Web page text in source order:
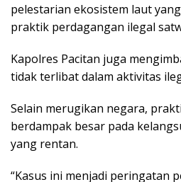
pelestarian ekosistem laut
praktik perdagangan ilegal
Kapolres Pacitan juga
tidak terlibat dalam aktivitas
Selain merugikan negara,
berdampak besar pada
yang rentan.
“Kasus ini menjadi peringatan